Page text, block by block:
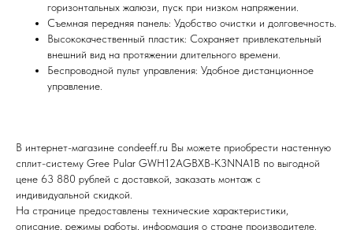
горизонтальных жалюзи, пуск при низком напряжении.
Съемная передняя панель: Удобство очистки и долговечность.
Высококачественный пластик: Сохраняет привлекательный
внешний вид на протяжении длительного времени.
Беспроводной пульт управления: Удобное дистанционное
управление.
В интернет-магазине condeeff.ru Вы можете приобрести настенную
сплит-систему Gree Pular GWH12AGBXB-K3NNA1B по выгодной
цене 63 880 рублей с доставкой, заказать монтаж с
индивидуальной скидкой.
На странице предоставлены технические характеристики,
описание, режимы работы, информация о стране производителе.
Я согласен (на) с политикой обработки персональных данных